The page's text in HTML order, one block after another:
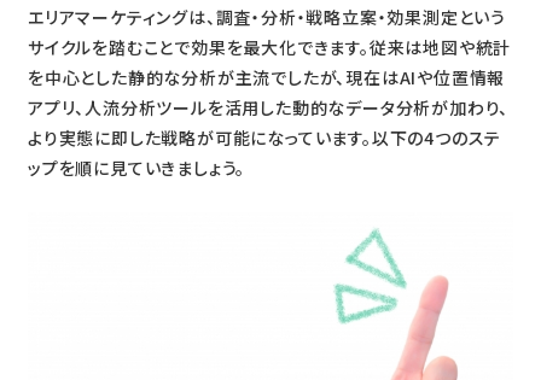
エリアマーケティングは、調査・分析・戦略立案・効果測定という
サイクルを踏むことで効果を最大化できます。従来は地図や統計
を中心とした静的な分析が主流でしたが、現在はAIや位置情報
アプリ、人流分析ツールを活用した動的なデータ分析が加わり、
より実態に即した戦略が可能になっています。以下の4つのステ
ップを順に見ていきましょう。